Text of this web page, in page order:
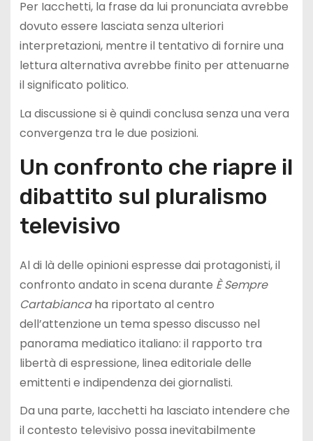
Per Iacchetti, la frase da lui pronunciata avrebbe
dovuto essere lasciata senza ulteriori
interpretazioni, mentre il tentativo di fornire una
lettura alternativa avrebbe finito per attenuarne
il significato politico.
La discussione si è quindi conclusa senza una vera
convergenza tra le due posizioni.
Un confronto che riapre il
dibattito sul pluralismo
televisivo
Al di là delle opinioni espresse dai protagonisti, il
confronto andato in scena durante È Sempre
Cartabiancaha riportato al centro
dell’attenzione un tema spesso discusso nel
panorama mediatico italiano: il rapporto tra
libertà di espressione, linea editoriale delle
emittenti e indipendenza dei giornalisti.
Da una parte, Iacchetti ha lasciato intendere che
il contesto televisivo possa inevitabilmente